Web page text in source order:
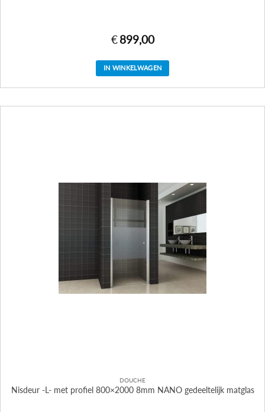
€ 899,00
IN WINKELWAGEN
DOUCHE
Nisdeur -L- met profiel 800×2000 8mm NANO gedeeltelijk matglas